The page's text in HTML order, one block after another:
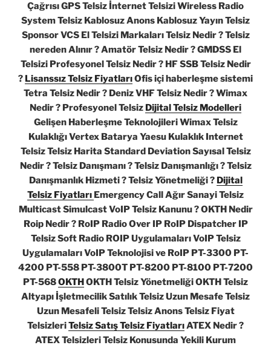
Çağrısı GPS Telsiz İnternet Telsizi Wireless Radio
System Telsiz Kablosuz Anons Kablosuz Yayın Telsiz
Sponsor VCS El Telsizi Markaları Telsiz Nedir ? Telsiz
nereden Alınır ? Amatör Telsiz Nedir ? GMDSS El
Telsizi Profesyonel Telsiz Nedir ? HF SSB Telsiz Nedir
? Lisanssız Telsiz FiyatlarıOfis içi haberleşme sistemi
Tetra Telsiz Nedir ? Deniz VHF Telsiz Nedir ? Wimax
Nedir ? Profesyonel Telsiz Dijital Telsiz Modelleri
Gelişen Haberleşme Teknolojileri Wimax Telsiz
Kulaklığı Vertex Batarya Yaesu Kulaklık Internet
Telsiz Telsiz Harita Standard Deviation Sayısal Telsiz
Nedir ? Telsiz Danışmanı ? Telsiz Danışmanlığı ? Telsiz
Danışmanlık Hizmeti ? Telsiz Yönetmeliği ? Dijital
Telsiz Fiyatları Emergency Call Ağır Sanayi Telsiz
Multicast Simulcast VoIP Telsiz Kanunu ? OKTH Nedir
Roip Nedir ? RoIP Radio Over IP RoIP Dispatcher IP
Telsiz Soft Radio ROIP Uygulamaları VoIP Telsiz
Uygulamaları VoIP Teknolojisi ve RoIP PT-3300 PT-
4200 PT-558 PT-3800T PT-8200 PT-8100 PT-7200
PT-568OKTHOKTH Telsiz Yönetmeliği OKTH Telsiz
Altyapı İşletmecilik Satılık Telsiz Uzun Mesafe Telsiz
Uzun Mesafeli Telsiz Telsiz Anons Telsiz Fiyat
TelsizleriTelsiz Satış Telsiz FiyatlarıATEX Nedir ?
ATEX Telsizleri Telsiz Konusunda Yekili Kurum